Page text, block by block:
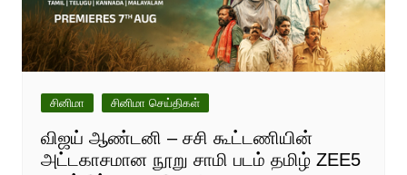
சினிமா சினிமா செய்திகள்
விஜய் ஆண்டனி – சசி கூட்டணியின்
அட்டகாசமான நூறு சாமி படம் தமிழ் ZEE5